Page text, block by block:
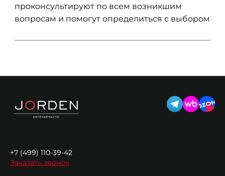
проконсультируют по всем возникшим
вопросам и помогут определиться с выбором
+7 (499) 110-39-42
Заказать звонок